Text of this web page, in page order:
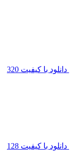
دانلود با کیفیت 320
دانلود با کیفیت 128